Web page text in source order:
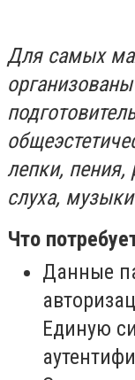
Для самых
лепки, пения,
слуха,
Что
Данные
Единую